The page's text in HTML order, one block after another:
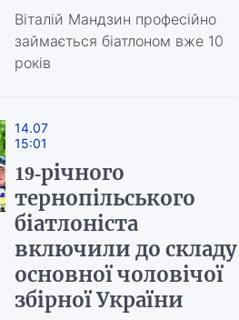
Віталій Мандзин професійно
займається біатлоном вже 10
років
14.07
15:01
19-річного
тернопільського
біатлоніста
включили до складу
основної чоловічої
збірної України